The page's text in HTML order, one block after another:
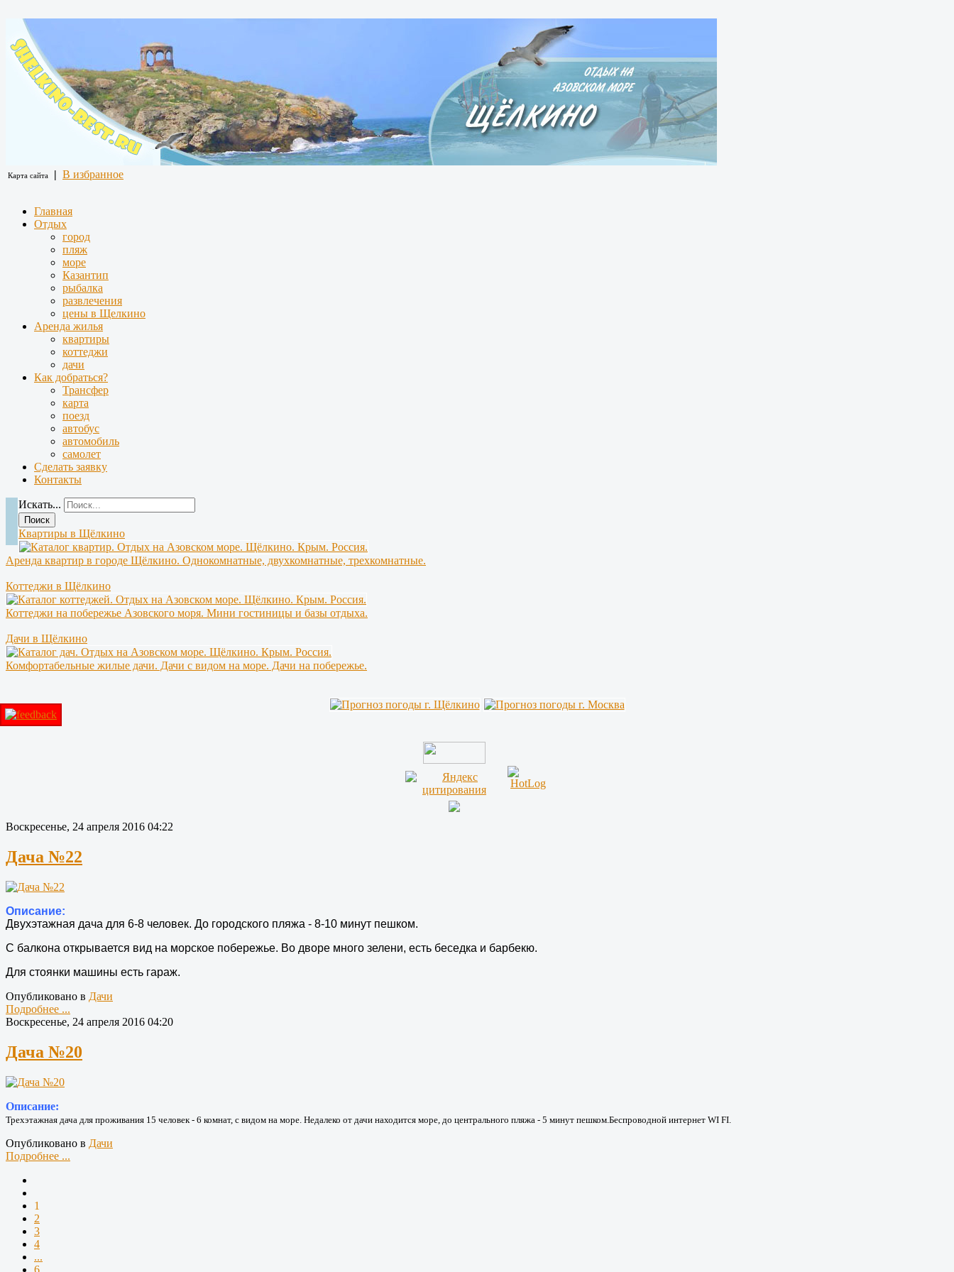
Карта сайта | В избранное
Главная
Отдых
город
пляж
море
Казантип
рыбалка
развлечения
цены в Щелкино
Аренда жилья
квартиры
коттеджи
дачи
Как добраться?
Трансфер
карта
поезд
автобус
автомобиль
самолет
Сделать заявку
Контакты
Искать...
Поиск
Квартиры в Щёлкино
Аренда квартир в городе Щёлкино. Однокомнатные, двухкомнатные, трехкомнатные.
Коттеджи в Щёлкино
Коттеджи на побережье Азовского моря. Мини гостиницы и базы отдыха.
Дачи в Щёлкино
Комфортабельные жилые дачи. Дачи с видом на море. Дачи на побережье.
Воскресенье, 24 апреля 2016 04:22
Дача №22
Описание:
Двухэтажная дача для 6-8 человек. До городского пляжа - 8-10 минут пешком.
С балкона открывается вид на морское побережье. Во дворе много зелени, есть беседка и барбекю.
Для стоянки машины есть гараж.
Опубликовано в Дачи
Подробнее ...
Воскресенье, 24 апреля 2016 04:20
Дача №20
Описание:
Трехэтажная дача для проживания 15 человек - 6 комнат, с видом на море. Недалеко от дачи находится море, до центрального пляжа - 5 минут пешком.Беспроводной интернет WI FI.
Опубликовано в Дачи
Подробнее ...
1
2
3
4
...
6